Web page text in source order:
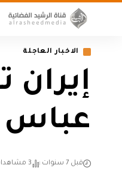
الاخبار العاجلة
إيران
عباس مع 23 شخصاً من
قبل 7 سنوات 3 مشاهدات